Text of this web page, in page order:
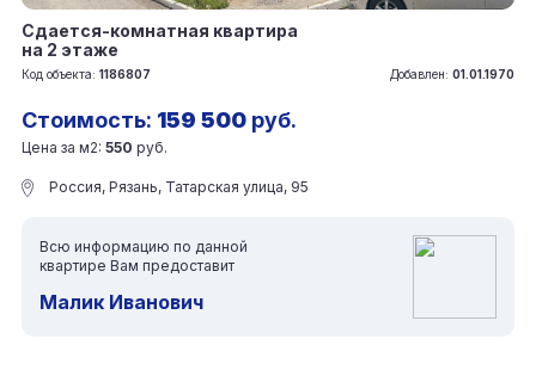
Сдается-комнатная квартира
на 2 этаже
Код объекта: 1186807 Добавлен: 01.01.1970
Стоимость: 159 500 руб.
Цена за м2: 550 руб.
Россия, Рязань, Татарская улица, 95
Всю информацию по данной
квартире Вам предоставит
Малик Иванович